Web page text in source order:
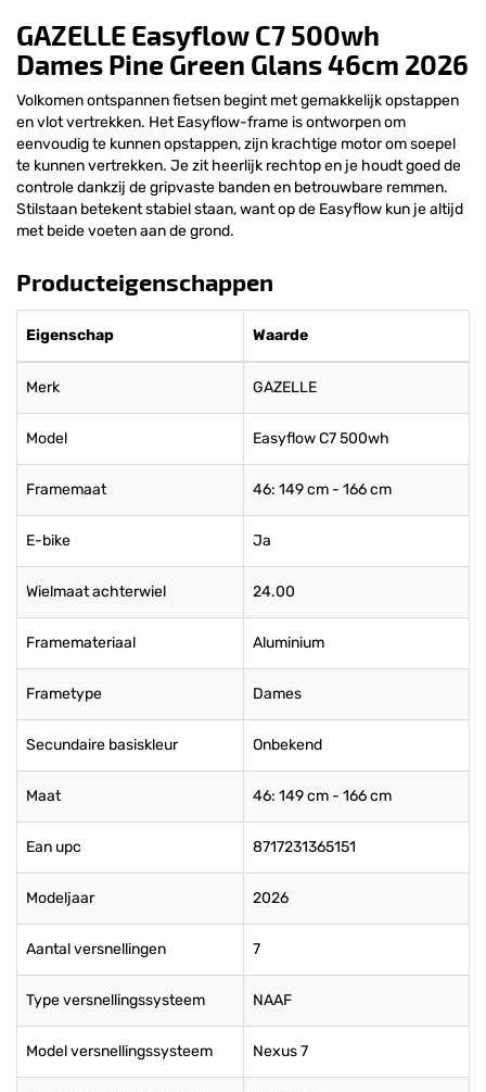
GAZELLE Easyflow C7 500wh
Dames Pine Green Glans 46cm 2026
Volkomen ontspannen fietsen begint met gemakkelijk opstappen
en vlot vertrekken. Het Easyflow-frame is ontworpen om
eenvoudig te kunnen opstappen, zijn krachtige motor om soepel
te kunnen vertrekken. Je zit heerlijk rechtop en je houdt goed de
controle dankzij de gripvaste banden en betrouwbare remmen.
Stilstaan betekent stabiel staan, want op de Easyflow kun je altijd
met beide voeten aan de grond.
Producteigenschappen
Eigenschap Waarde
Merk GAZELLE
Model Easyflow C7 500wh
Framemaat 46: 149 cm - 166 cm
E-bike Ja
Wielmaat achterwiel 24.00
Framemateriaal Aluminium
Frametype Dames
Secundaire basiskleur Onbekend
Maat 46: 149 cm - 166 cm
Ean upc 8717231365151
Modeljaar 2026
Aantal versnellingen 7
Type versnellingssysteem NAAF
Model versnellingssysteem Nexus 7